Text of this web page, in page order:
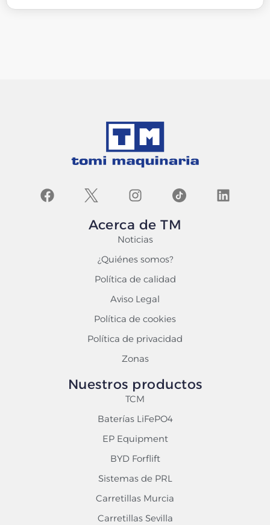
Acerca de TM
Noticias
¿Quiénes somos?
Política de calidad
Aviso Legal
Política de cookies
Política de privacidad
Zonas
Nuestros productos
TCM
Baterías LiFePO4
EP Equipment
BYD Forflift
Sistemas de PRL
Carretillas Murcia
Carretillas Sevilla